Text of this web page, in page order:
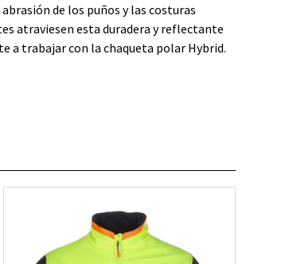
de los puños y las costuras
atraviesen esta duradera y reflectante
a trabajar con la chaqueta polar Hybrid.